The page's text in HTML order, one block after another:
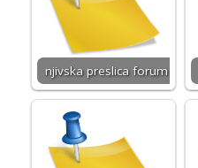
njivska preslica forum